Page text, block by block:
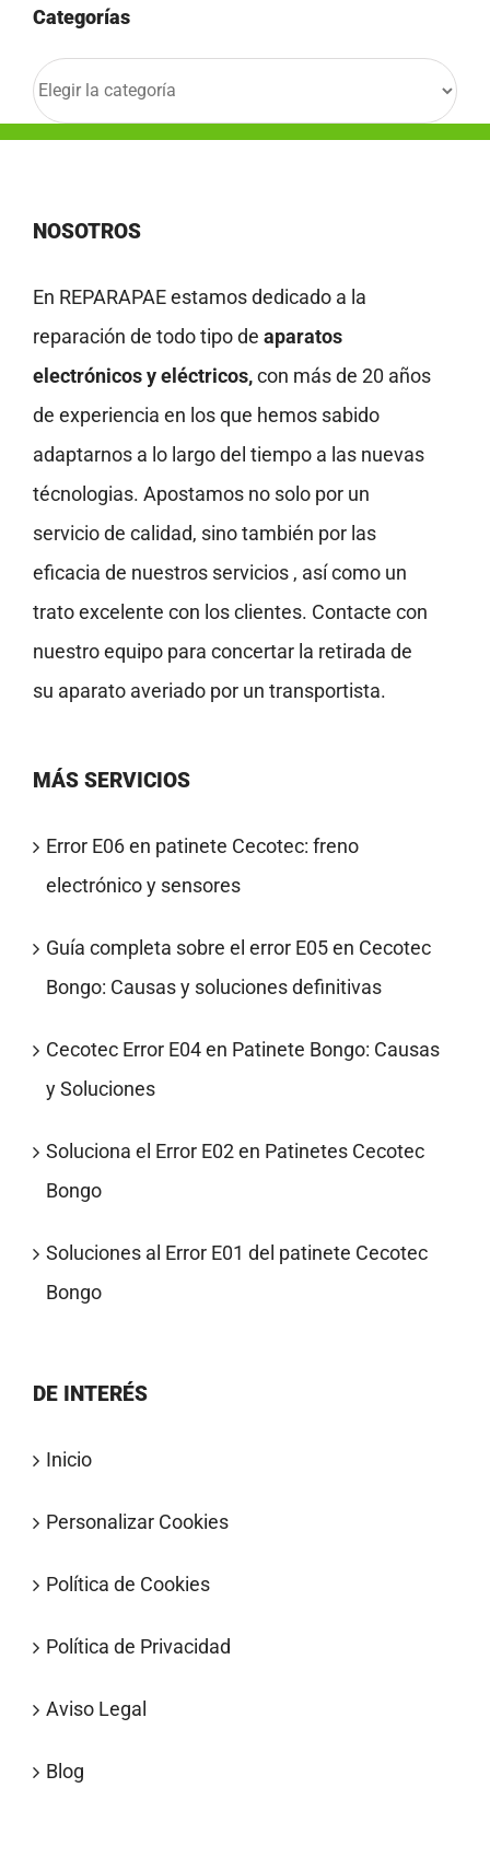
Categorías
Categorías
NOSOTROS
En REPARAPAE estamos dedicado a la
reparación de todo tipo de aparatos
electrónicos y eléctricos,con más de 20 años
de experiencia en los que hemos sabido
adaptarnos a lo largo del tiempo a las nuevas
técnologias. Apostamos no solo por un
servicio de calidad, sino también por las
eficacia de nuestros servicios , así como un
trato excelente con los clientes. Contacte con
nuestro equipo para concertar la retirada de
su aparato averiado por un transportista.
MÁS SERVICIOS
Error E06 en patinete Cecotec: freno
electrónico y sensores
Guía completa sobre el error E05 en Cecotec
Bongo: Causas y soluciones definitivas
Cecotec Error E04 en Patinete Bongo: Causas
y Soluciones
Soluciona el Error E02 en Patinetes Cecotec
Bongo
Soluciones al Error E01 del patinete Cecotec
Bongo
DE INTERÉS
Inicio
Personalizar Cookies
Política de Cookies
Política de Privacidad
Aviso Legal
Blog